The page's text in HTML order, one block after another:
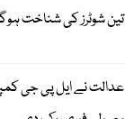
تین شوٹرز کی شناخت
عدالت نے ایل پی جی